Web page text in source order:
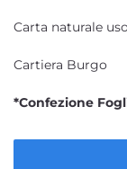
Carta naturale
Cartiera Burgo
*Confezione